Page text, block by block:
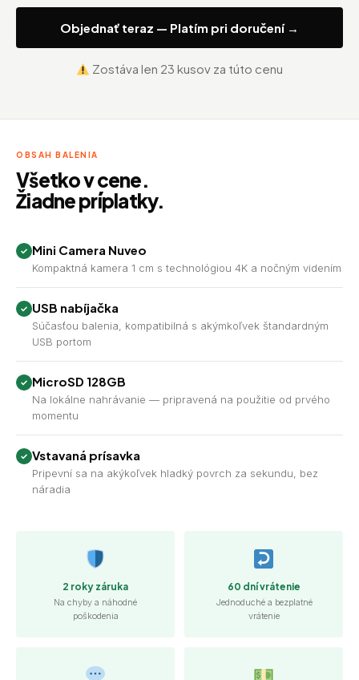
Objednať teraz — Platím pri doručení →
Zostáva len 23 kusov za túto cenu
OBSAH BALENIA
Všetko v cene.
Žiadne príplatky.
Mini Camera Nuveo
Kompaktná kamera 1 cm s technológiou 4K a nočným videním
USB nabíjačka
Súčasťou balenia, kompatibilná s akýmkoľvek štandardným
USB portom
MicroSD 128GB
Na lokálne nahrávanie — pripravená na použitie od prvého
momentu
Vstavaná prísavka
Pripevní sa na akýkoľvek hladký povrch za sekundu, bez
náradia
2 roky záruka
Na chyby a náhodné
poškodenia
60 dní vrátenie
Jednoduché a bezplatné
vrátenie